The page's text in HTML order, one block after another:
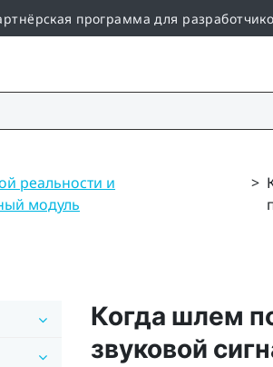
программа для
реальности и
модуль
>
Когда шлем
звуковой